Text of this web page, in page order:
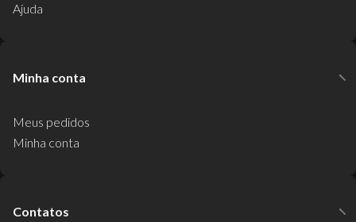
Ajuda
Minha conta
Meus pedidos
Minha conta
Contatos